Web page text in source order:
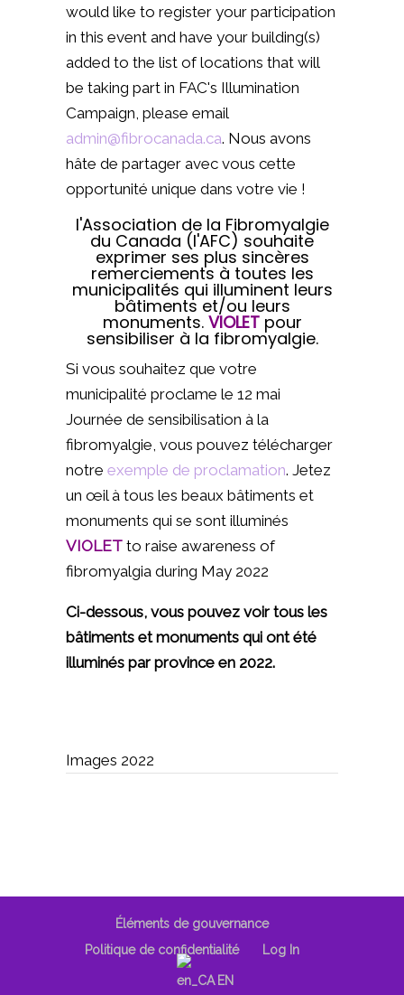
would like to register your participation
in this event and have your building(s)
added to the list of locations that will
be taking part in FAC's Illumination
Campaign, please email
admin@fibrocanada.ca. Nous avons
hâte de partager avec vous cette
opportunité unique dans votre vie !
l'Association de la Fibromyalgie
du Canada (l'AFC) souhaite
exprimer ses plus sincères
remerciements à toutes les
municipalités qui illuminent leurs
bâtiments et/ou leurs
monuments. VIOLET pour
sensibiliser à la fibromyalgie.
Si vous souhaitez que votre
municipalité proclame le 12 mai
Journée de sensibilisation à la
fibromyalgie, vous pouvez télécharger
notre exemple de proclamation. Jetez
un œil à tous les beaux bâtiments et
monuments qui se sont illuminés
VIOLET to raise awareness of
fibromyalgia during May 2022
Ci-dessous, vous pouvez voir tous les
bâtiments et monuments qui ont été
illuminés par province en 2022.
Images 2022
Éléments de gouvernance
Politique de confidentialité
Log In
EN